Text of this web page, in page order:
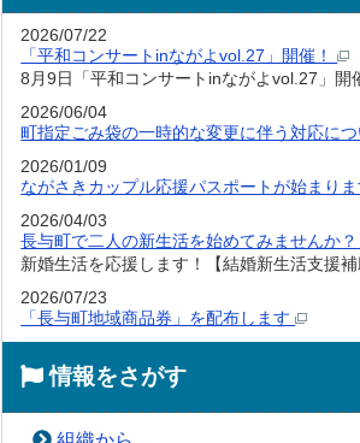
2026/07/22
「平和コンサートinながよvol.27」開催！
8月9日「平和コンサートinながよvol.27」開
2026/06/04
町指定ごみ袋の一時的な変更に伴う対応に
2026/01/09
ながさきカップル応援パスポートが始まり
2026/04/03
長与町で二人の新生活を始めてみませんか
新婚生活を応援します！【結婚新生活支援補
2026/07/23
「長与町地域商品券」を配布します
情報をさがす